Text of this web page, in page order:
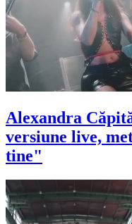
Alexandra
versiune live,
tine"